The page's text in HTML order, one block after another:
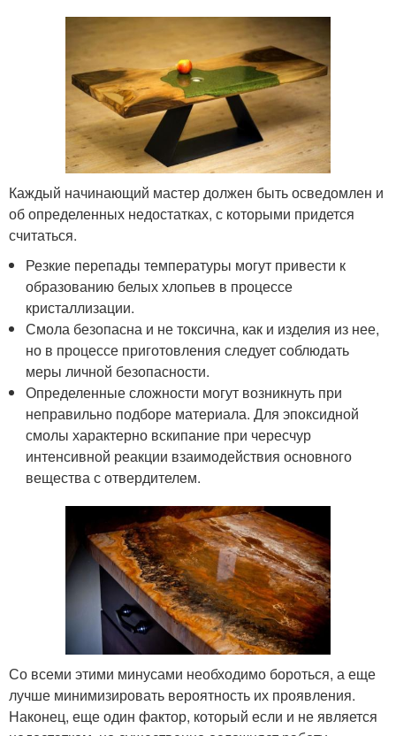
Каждый начинающий мастер должен быть осведомлен и
об определенных недостатках, с которыми придется
считаться.
Резкие перепады температуры могут привести к
образованию белых хлопьев в процессе
кристаллизации.
Смола безопасна и не токсична, как и изделия из нее,
но в процессе приготовления следует соблюдать
меры личной безопасности.
Определенные сложности могут возникнуть при
неправильно подборе материала. Для эпоксидной
смолы характерно вскипание при чересчур
интенсивной реакции взаимодействия основного
вещества с отвердителем.
Со всеми этими минусами необходимо бороться, а еще
лучше минимизировать вероятность их проявления.
Наконец, еще один фактор, который если и не является